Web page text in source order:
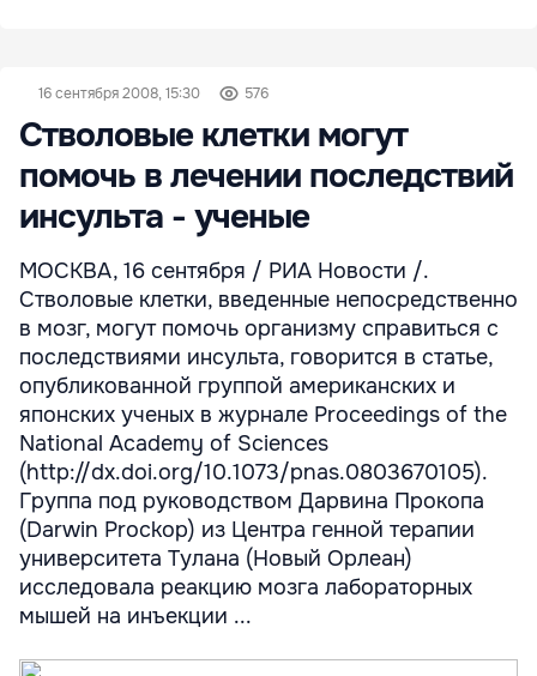
16 сентября 2008, 15:30 576
Стволовые клетки могут
помочь в лечении последствий
инсульта - ученые
МОСКВА, 16 сентября / РИА Новости /.
Стволовые клетки, введенные непосредственно
в мозг, могут помочь организму справиться с
последствиями инсульта, говорится в статье,
опубликованной группой американских и
японских ученых в журнале Proceedings of the
National Academy of Sciences
(http://dx.doi.org/10.1073/pnas.0803670105).
Группа под руководством Дарвина Прокопа
(Darwin Prockop) из Центра генной терапии
университета Тулана (Новый Орлеан)
исследовала реакцию мозга лабораторных
мышей на инъекции ...